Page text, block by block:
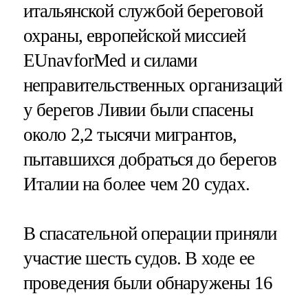
итальянской службой береговой
охраны, европейской миссией
EUnavforMed и силами
неправительственных организаций
у берегов Ливии были спасены
около 2,2 тысячи мигрантов,
пытавшихся добраться до берегов
Италии на более чем 20 судах.
В спасательной операции приняли
участие шесть судов. В ходе ее
проведения были обнаружены 16